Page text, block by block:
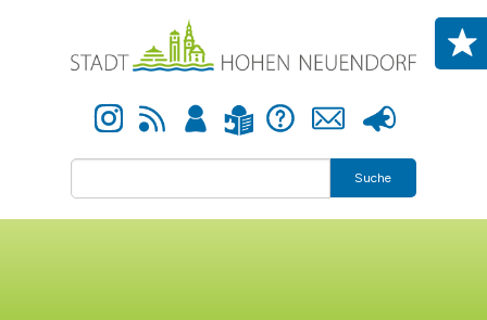
Instagram Newsfeed Anmelden Leichte Sprache Hilfe Kontakt Presse
Suche